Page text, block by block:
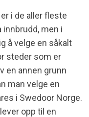
i de aller fleste
men i
å velge en såkalt
steder som er
en annen grunn
man velge en
i Swedoor Norge.
opp til en